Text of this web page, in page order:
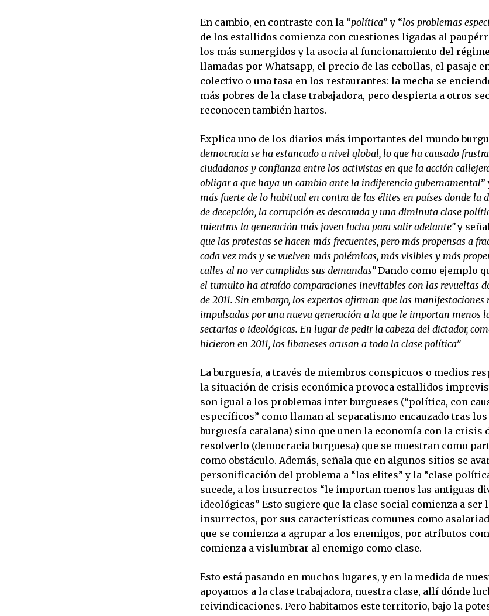
En cambio, en contraste con la “política” y “los problemas
de los estallidos comienza con cuestiones ligadas al
los más sumergidos y la asocia al funcionamiento del
llamadas por Whatsapp, el precio de las cebollas, el pasaje
colectivo o una tasa en los restaurantes: la mecha se
más pobres de la clase trabajadora, pero despierta a otros
reconocen también hartos.
Explica uno de los diarios más importantes del mundo
democracia se ha estancado a nivel global, lo que ha causado
ciudadanos y confianza entre los activistas en que la acción
obligar a que haya un cambio ante la indiferencia gubernamental”
más fuerte de lo habitual en contra de las élites en países donde la
de decepción, la corrupción es descarada y una diminuta clase
mientras la generación más joven lucha para salir adelante”y
que las protestas se hacen más frecuentes, pero más propensas a
cada vez más y se vuelven más polémicas, más visibles y más
calles al no ver cumplidas sus demandas”Dando como ejemplo
el tumulto ha atraído comparaciones inevitables con las revueltas
de 2011. Sin embargo, los expertos afirman que las manifestaciones
impulsadas por una nueva generación a la que le importan menos
sectarias o ideológicas. En lugar de pedir la cabeza del dictador,
hicieron en 2011, los libaneses acusan a toda la clase política”
La burguesía, a través de miembros conspicuos o medios
la situación de crisis económica provoca estallidos
son igual a los problemas inter burgueses (“política, con
específicos” como llaman al separatismo encauzado tras
burguesía catalana) sino que unen la economía con la crisis
resolverlo (democracia burguesa) que se muestran como
como obstáculo. Además, señala que en algunos sitios se
personificación del problema a “las elites” y la “clase
sucede, a los insurrectos “le importan menos las antiguas
ideológicas” Esto sugiere que la clase social comienza a ser
insurrectos, por sus características comunes como
que se comienza a agrupar a los enemigos, por atributos
comienza a vislumbrar al enemigo como clase.
Esto está pasando en muchos lugares, y en la medida de
apoyamos a la clase trabajadora, nuestra clase, allí dónde
reivindicaciones. Pero habitamos este territorio, bajo la